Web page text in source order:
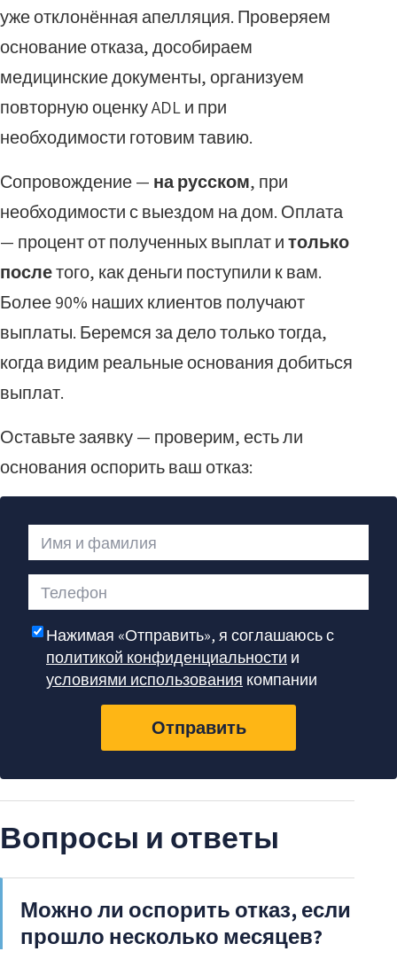
уже отклонённая апелляция. Проверяем
основание отказа, дособираем
медицинские документы, организуем
повторную оценку ADL и при
необходимости готовим тавию.
Сопровождение — на русском, при
необходимости с выездом на дом. Оплата
— процент от полученных выплат итолько
послетого, как деньги поступили к вам.
Более 90% наших клиентов получают
выплаты. Беремся за дело только тогда,
когда видим реальные основания добиться
выплат.
Оставьте заявку — проверим, есть ли
основания оспорить ваш отказ:
Имя и фамилия
Телефон
Нажимая «Отправить», я соглашаюсь с
политикой конфиденциальности и
условиями использования компании
Отправить
Вопросы и ответы
Можно ли оспорить отказ, если
прошло несколько месяцев?